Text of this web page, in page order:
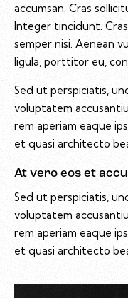
accumsan. Cras
Integer tincidunt.
semper nisi. Aenean
ligula, porttitor eu,
Sed ut perspiciatis,
voluptatem
rem aperiam eaque
et quasi architecto
At vero eos et
Sed ut perspiciatis,
voluptatem
rem aperiam eaque
et quasi architecto